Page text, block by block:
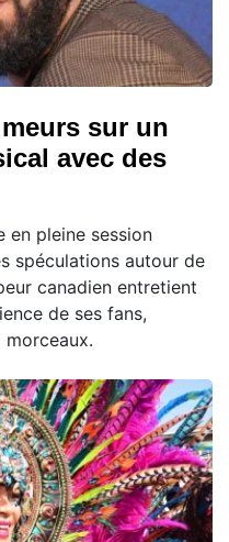
sur un
avec des
en pleine session
spéculations autour de
canadien entretient
de ses fans,
morceaux.